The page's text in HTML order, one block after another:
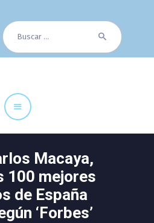
Buscar:
Macaya,
100 mejores
de España
‘Forbes’